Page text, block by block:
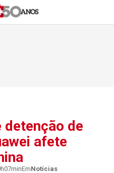
detenção de
afete
EmNotícias